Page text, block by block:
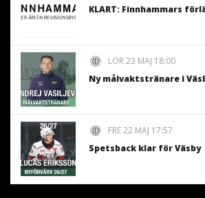
KLART: Finnhammars
LÖR 23 MAJ 18:00
Ny målvaktstränare i
FRE 22 MAJ 17:57
Spetsback klar för Väsby